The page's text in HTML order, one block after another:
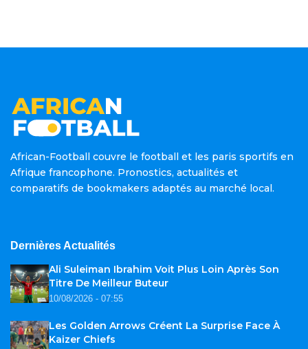
African-Football couvre le football et les paris sportifs en
Afrique francophone. Pronostics, actualités et
comparatifs de bookmakers adaptés au marché local.
Dernières Actualités
Ali Suleiman Ibrahim Voit Plus Loin Après Son
Titre De Meilleur Buteur
10/08/2026 - 07:55
Les Golden Arrows Créent La Surprise Face À
Kaizer Chiefs